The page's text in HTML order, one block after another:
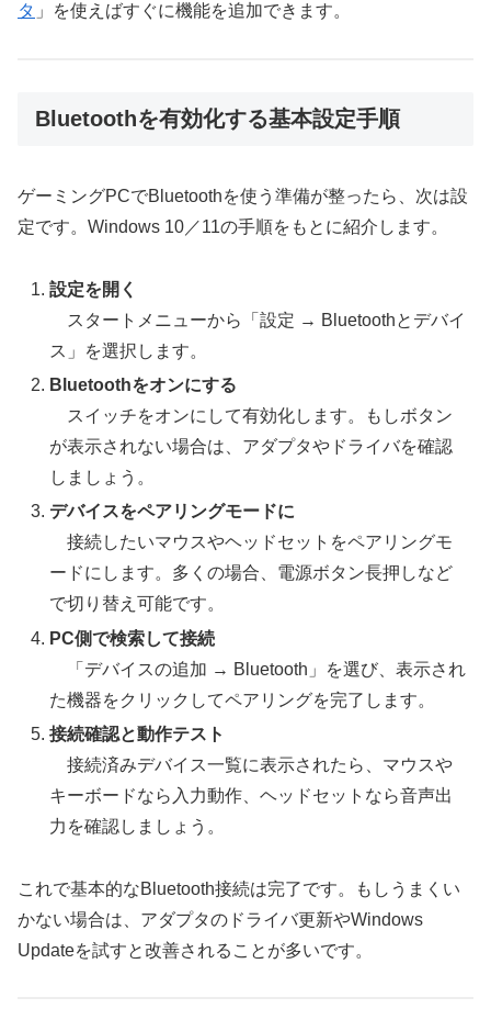
タ 」を使えばすぐに機能を追加できます。
Bluetoothを有効化する基本設定手順
ゲーミングPCでBluetoothを使う準備が整ったら、次は設
定です。Windows 10／11の手順をもとに紹介します。
設定を開く
スタートメニューから「設定 → Bluetoothとデバイ
ス」を選択します。
Bluetoothをオンにする
スイッチをオンにして有効化します。もしボタン
が表示されない場合は、アダプタやドライバを確認
しましょう。
デバイスをペアリングモードに
接続したいマウスやヘッドセットをペアリングモ
ードにします。多くの場合、電源ボタン長押しなど
で切り替え可能です。
PC側で検索して接続
「デバイスの追加 → Bluetooth」を選び、表示され
た機器をクリックしてペアリングを完了します。
接続確認と動作テスト
接続済みデバイス一覧に表示されたら、マウスや
キーボードなら入力動作、ヘッドセットなら音声出
力を確認しましょう。
これで基本的なBluetooth接続は完了です。もしうまくい
かない場合は、アダプタのドライバ更新やWindows
Updateを試すと改善されることが多いです。